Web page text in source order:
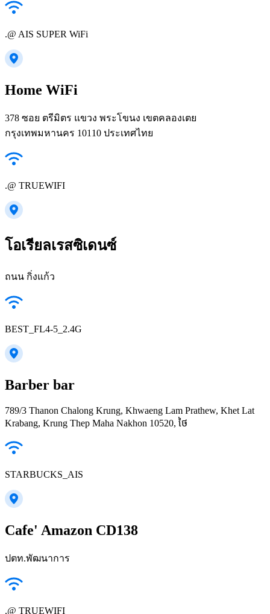
.@ AIS SUPER WiFi
Home WiFi
378 ซอย ตรีมิตร แขวง พระโขนง เขตคลองเตย
กรุงเทพมหานคร 10110 ประเทศไทย
.@ TRUEWIFI
โอเรียลเรสซิเดนซ์
ถนน กิ่งแก้ว
BEST_FL4-5_2.4G
Barber bar
789/3 Thanon Chalong Krung, Khwaeng Lam Prathew, Khet Lat
Krabang, Krung Thep Maha Nakhon 10520, ថៃ
STARBUCKS_AIS
Cafe' Amazon CD138
ปตท.พัฒนาการ
.@ TRUEWIFI